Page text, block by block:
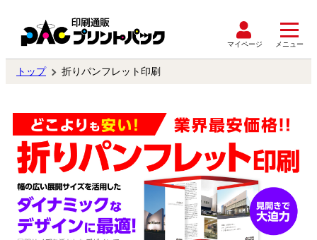
マイページ メニュー
トップ 折りパンフレット印刷